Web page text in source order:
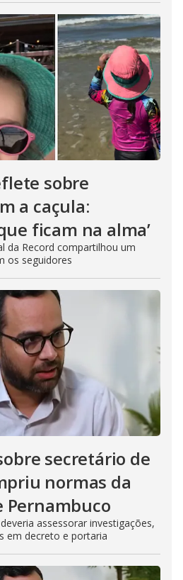
sobre
a caçula:
ficam na alma’
da Record compartilhou um
os seguidores
secretário de
normas da
Pernambuco
assessorar investigações,
em decreto e portaria